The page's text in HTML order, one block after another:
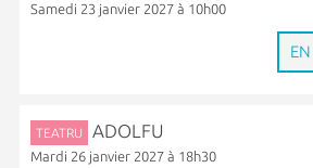
Samedi 23 janvier 2027 à 10h00
TEATRU ADOLFU
Mardi 26 janvier 2027 à 18h30